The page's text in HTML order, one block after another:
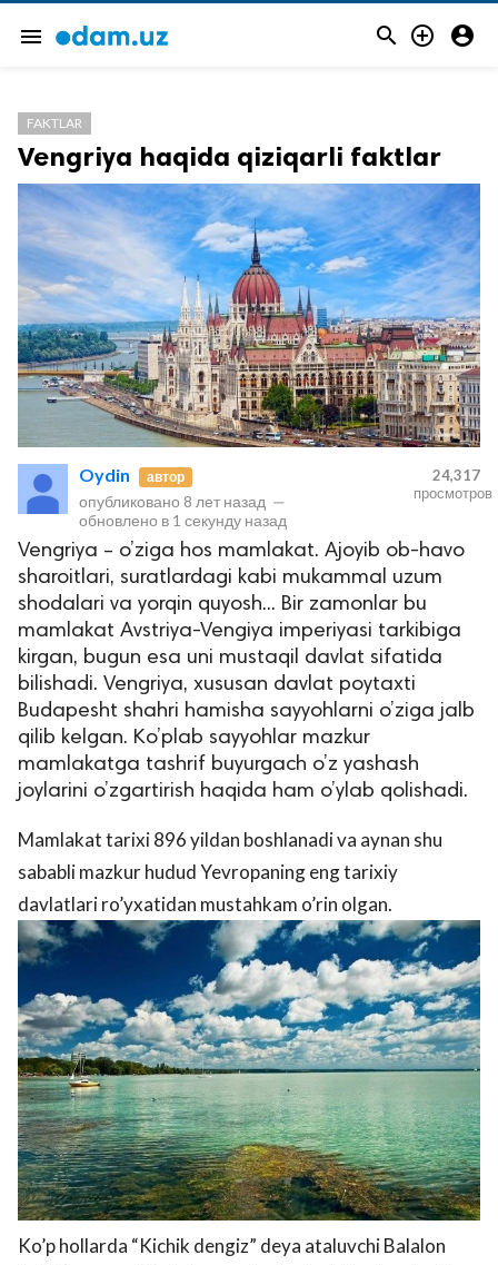
menu   
защищены.
FAKTLAR
Vengriya haqida qiziqarli faktlar
Oydin автор
опубликовано 8 лет назад —
обновлено в 1 секунду назад
24,317
просмотров
Vengriya – o’ziga hos mamlakat. Ajoyib ob-havo
sharoitlari, suratlardagi kabi mukammal uzum
shodalari va yorqin quyosh... Bir zamonlar bu
mamlakat Avstriya-Vengiya imperiyasi tarkibiga
kirgan, bugun esa uni mustaqil davlat sifatida
bilishadi. Vengriya, xususan davlat poytaxti
Budapesht shahri hamisha sayyohlarni o’ziga jalb
qilib kelgan. Ko’plab sayyohlar mazkur
mamlakatga tashrif buyurgach o’z yashash
joylarini o’zgartirish haqida ham o’ylab qolishadi.
Mamlakat tarixi 896 yildan boshlanadi va aynan shu
sababli mazkur hudud Yevropaning eng tarixiy
davlatlari ro’yxatidan mustahkam o’rin olgan.
Ko’p hollarda “Kichik dengiz” deya ataluvchi Balalon